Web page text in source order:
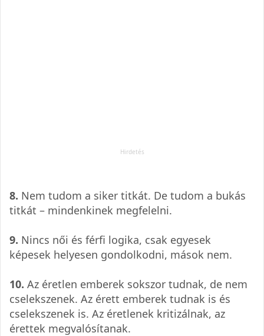
8. Nem tudom a siker titkát. De tudom a bukás
titkát – mindenkinek megfelelni.
9. Nincs női és férfi logika, csak egyesek
képesek helyesen gondolkodni, mások nem.
10. Az éretlen emberek sokszor tudnak, de nem
cselekszenek. Az érett emberek tudnak is és
cselekszenek is. Az éretlenek kritizálnak, az
érettek megvalósítanak.